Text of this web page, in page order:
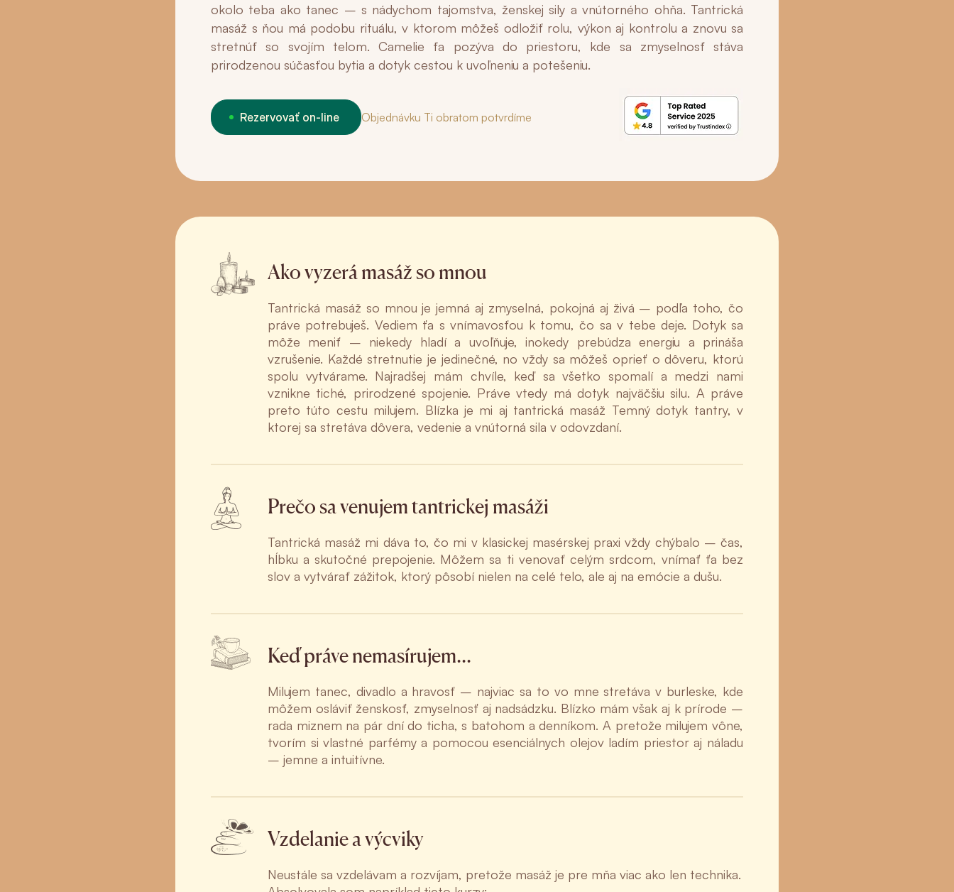
okolo teba ako tanec – s nádychom tajomstva, ženskej sily a vnútorného ohňa. Tantrická
masáž s ňou má podobu rituálu, v ktorom môžeš odložiť rolu, výkon aj kontrolu a znovu sa
stretnúť so svojím telom. Camelie ťa pozýva do priestoru, kde sa zmyselnosť stáva
prirodzenou súčasťou bytia a dotyk cestou k uvoľneniu a potešeniu.
Rezervovať on-line Objednávku Ti obratom potvrdíme
Ako vyzerá masáž so mnou
Tantrická masáž so mnou je jemná aj zmyselná, pokojná aj živá – podľa toho, čo
práve potrebuješ. Vediem ťa s vnímavosťou k tomu, čo sa v tebe deje. Dotyk sa
môže meniť – niekedy hladí a uvoľňuje, inokedy prebúdza energiu a prináša
vzrušenie. Každé stretnutie je jedinečné, no vždy sa môžeš oprieť o dôveru, ktorú
spolu vytvárame. Najradšej mám chvíle, keď sa všetko spomalí a medzi nami
vznikne tiché, prirodzené spojenie. Práve vtedy má dotyk najväčšiu silu. A práve
preto túto cestu milujem. Blízka je mi aj tantrická masáž Temný dotyk tantry, v
ktorej sa stretáva dôvera, vedenie a vnútorná sila v odovzdaní.
Prečo sa venujem tantrickej masáži
Tantrická masáž mi dáva to, čo mi v klasickej masérskej praxi vždy chýbalo – čas,
hĺbku a skutočné prepojenie. Môžem sa ti venovať celým srdcom, vnímať ťa bez
slov a vytvárať zážitok, ktorý pôsobí nielen na celé telo, ale aj na emócie a dušu.
Keď práve nemasírujem…
Milujem tanec, divadlo a hravosť – najviac sa to vo mne stretáva v burleske, kde
môžem osláviť ženskosť, zmyselnosť aj nadsádzku. Blízko mám však aj k prírode –
rada miznem na pár dní do ticha, s batohom a denníkom. A pretože milujem vône,
tvorím si vlastné parfémy a pomocou esenciálnych olejov ladím priestor aj náladu
– jemne a intuitívne.
Vzdelanie a výcviky
Neustále sa vzdelávam a rozvíjam, pretože masáž je pre mňa viac ako len technika.